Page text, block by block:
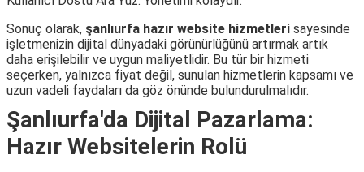
Sonuç olarak, şanlıurfa hazır website hizmetleri sayesinde
işletmenizin dijital dünyadaki görünürlüğünü artırmak artık
daha erişilebilir ve uygun maliyetlidir. Bu tür bir hizmeti
seçerken, yalnızca fiyat değil, sunulan hizmetlerin kapsamı ve
uzun vadeli faydaları da göz önünde bulundurulmalıdır.
Şanlıurfa'da Dijital Pazarlama:
Hazır Websitelerin Rolü